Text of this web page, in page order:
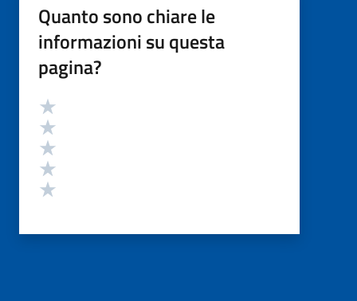
Quanto sono chiare le
informazioni su questa
pagina?
Valutazione